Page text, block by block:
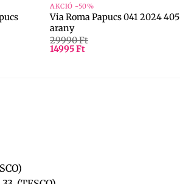
AKCIÓ -50%
Via Roma Papucs 041 2024 405
arany
29990Ft
14995Ft